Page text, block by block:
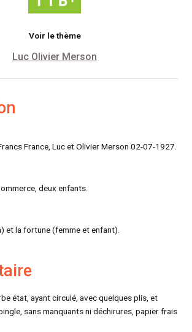
Voir le thème
Luc Olivier Merson
France, Luc et Olivier Merson 02-07-1927.
deux enfants.
et la fortune (femme et enfant).
état, ayant circulé, avec quelques plis, et
sans manquants ni déchirures, papier frais